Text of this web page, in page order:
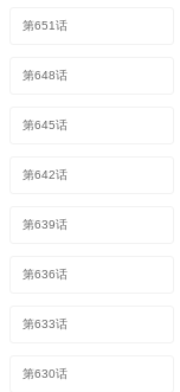
第651话
第648话
第645话
第642话
第639话
第636话
第633话
第630话